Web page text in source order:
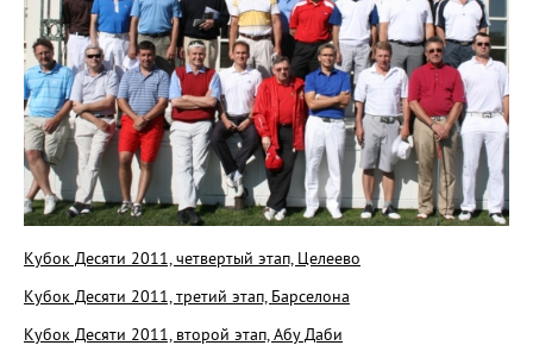
Кубок Десяти 2011, четвертый этап, Целеево
Кубок Десяти 2011, третий этап, Барселона
Кубок Десяти 2011, второй этап, Абу Даби